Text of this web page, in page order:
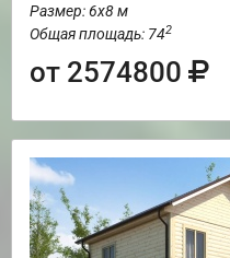
Размер: 6х8 м
Общая площадь: 742
от 2574800